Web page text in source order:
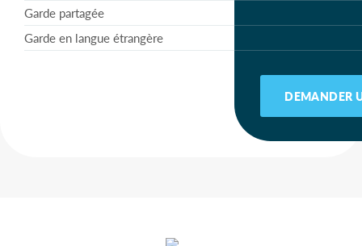
Garde partagée
Garde en langue étrangère
DEMANDER